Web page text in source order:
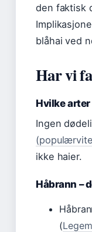
den faktisk
blåhai ved
Har vi
Hvilke
Ingen
ikke haier.
Håbrann –
(